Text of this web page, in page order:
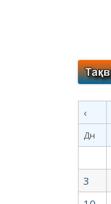
‹
Дн
3